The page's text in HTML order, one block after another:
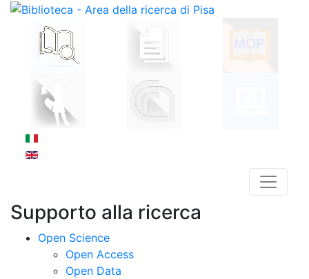
Supporto alla ricerca
Open Science
Open Access
Open Data